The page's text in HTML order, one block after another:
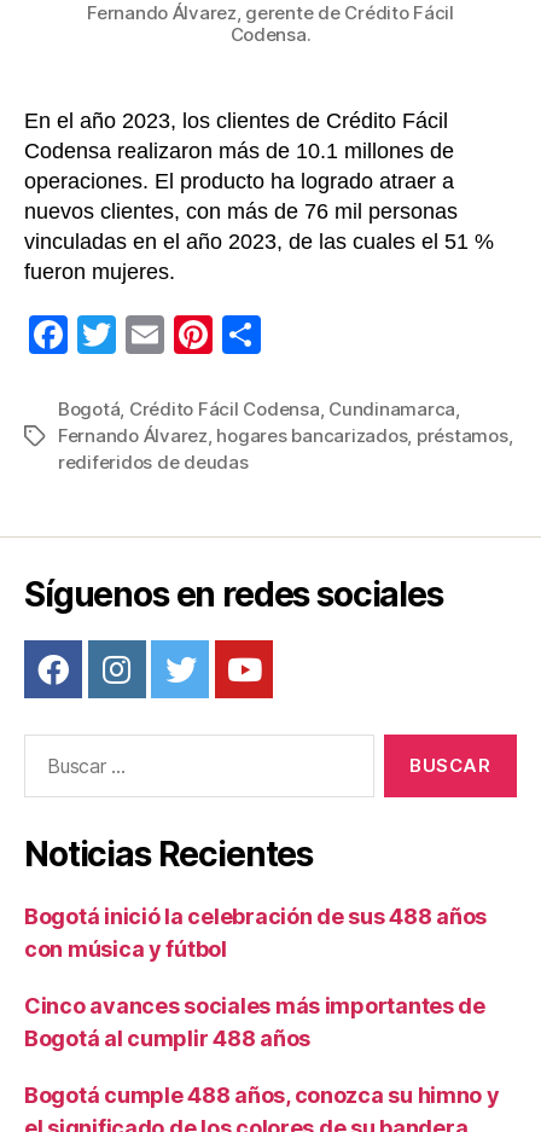
Fernando Álvarez, gerente de Crédito Fácil
Codensa.
En el año 2023, los clientes de Crédito Fácil
Codensa realizaron más de 10.1 millones de
operaciones. El producto ha logrado atraer a
nuevos clientes, con más de 76 mil personas
vinculadas en el año 2023, de las cuales el 51 %
fueron mujeres.
F
c
e
o
k
T
tt
er
E
ail
Pi
er
e
m
p
tir
Etiquetas
Bogotá, Crédito Fácil Codensa, Cundinamarca,
Fernando Álvarez, hogares bancarizados, préstamos,
rediferidos de deudas
Síguenos en redes sociales
Noticias Recientes
Bogotá inició la celebración de sus 488 años
con música y fútbol
Cinco avances sociales más importantes de
Bogotá al cumplir 488 años
Bogotá cumple 488 años, conozca su himno y